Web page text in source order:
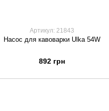
Артикул: 21843
Насос для кавоварки Ulka 54W
892 грн